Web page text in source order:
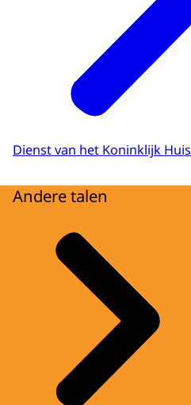
Dienst van het Koninklijk Huis
Andere talen